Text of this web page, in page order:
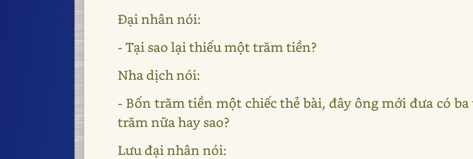
Đại nhân nói:
- Tại sao lại thiếu một trăm tiền?
Nha dịch nói:
- Bốn trăm tiền một chiếc thẻ bài, đây ông mới đưa có
trăm nữa hay sao?
Lưu đại nhân nói: